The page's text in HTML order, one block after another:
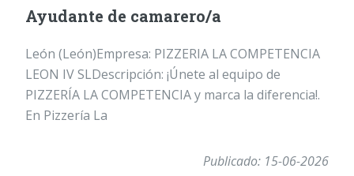
Ayudante de camarero/a
León (León)Empresa: PIZZERIA LA COMPETENCIA
LEON IV SLDescripción: ¡Únete al equipo de
PIZZERÍA LA COMPETENCIA y marca la diferencia!.
En Pizzería La
Publicado: 15-06-2026